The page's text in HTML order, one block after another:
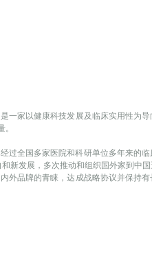
，是一家以健康科技发展及临床实用性为
。
经过全国多家医院和科研单位多年来的临床
和新发展，多次推动和组织国外家到中
内外品牌的青睐，达成战略协议并保持